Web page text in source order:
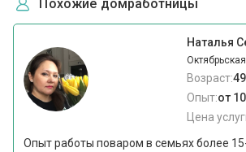
Похожие домработницы
Наталья
Октябрьская
Возраст:
Опыт:от
Цена
Опыт работы поваром в семьях более